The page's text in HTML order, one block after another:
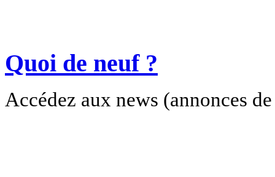
Quoi de neuf ?
Accédez aux news (annonces